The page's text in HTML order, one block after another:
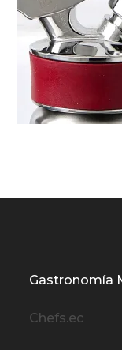
Gastronomía
Chefs.ec